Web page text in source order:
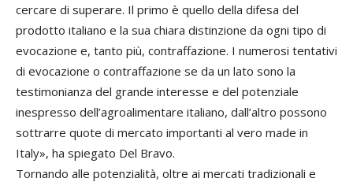
cercare di superare. Il primo è quello della difesa del
prodotto italiano e la sua chiara distinzione da ogni tipo di
evocazione e, tanto più, contraffazione. I numerosi tentativi
di evocazione o contraffazione se da un lato sono la
testimonianza del grande interesse e del potenziale
inespresso dell’agroalimentare italiano, dall’altro possono
sottrarre quote di mercato importanti al vero made in
Italy», ha spiegato Del Bravo.
Tornando alle potenzialità, oltre ai mercati tradizionali e